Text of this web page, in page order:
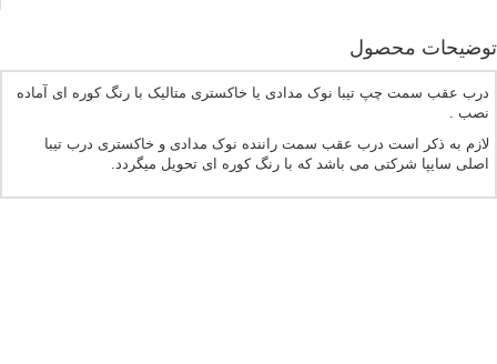
توضیحات محصول
درب عقب سمت چپ تیبا نوک مدادی یا خاکستری متالیک با رنگ کوره ای آماده
نصب .
لازم به ذکر است درب عقب سمت راننده نوک مدادی و خاکستری درب تیبا
اصلی سایپا شرکتی می باشد که با رنگ کوره ای تحویل میگردد.